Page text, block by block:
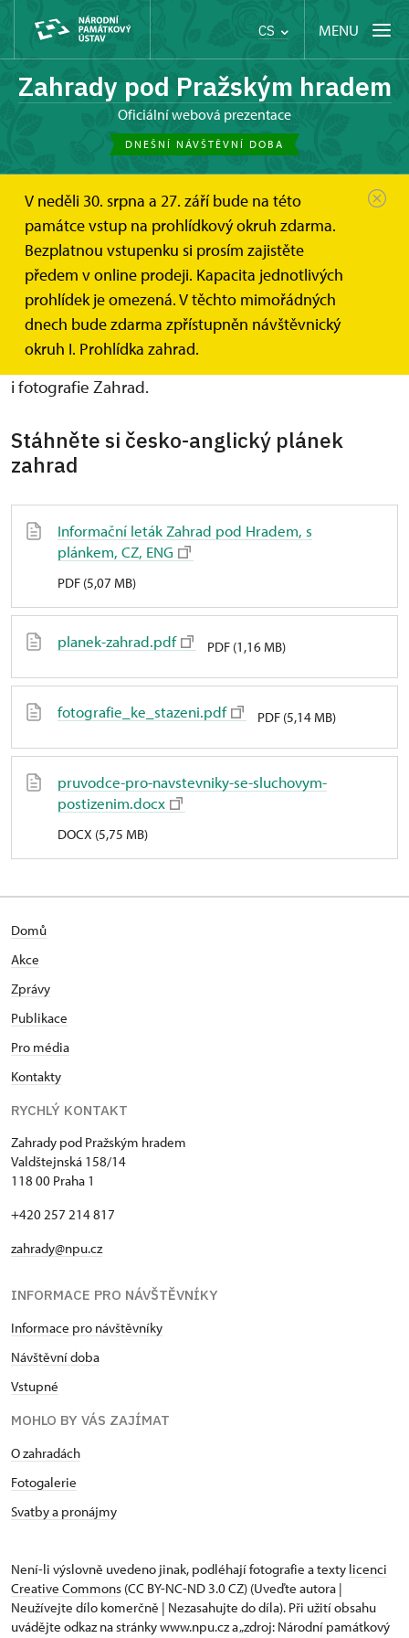
CS MENU
Zahrady pod Pražským hradem
oficiální webová prezentace
DNEŠNÍ NÁVŠTĚVNÍ DOBA
V neděli 30. srpna a 27. září bude na této
památce vstup na prohlídkový okruh zdarma.
Bezplatnou vstupenku si prosím zajistěte
předem v online prodeji. Kapacita jednotlivých
prohlídek je omezená. V těchto mimořádných
dnech bude zdarma zpřístupněn návštěvnický
okruh I. Prohlídka zahrad.
Zahrady pod Pražským hradem Ke stažení
Soubory ke stažení
V letáku jsou uvedeny základní informace
o Zahradách. Plánek slouží k základnímu poznání
rozložení Zahrad a jejich struktuře. V nabídce jsou
i fotografie Zahrad.
Stáhněte si česko-anglický plánek
zahrad
Informační leták Zahrad pod Hradem, s
plánkem, CZ, ENG
PDF (5,07 MB)
planek-zahrad.pdf PDF (1,16 MB)
fotografie_ke_stazeni.pdf PDF (5,14 MB)
pruvodce-pro-navstevniky-se-sluchovym-
postizenim.docx
DOCX (5,75 MB)
Domů
Akce
Zprávy
Publikace
Pro média
Kontakty
RYCHLÝ KONTAKT
Zahrady pod Pražským hradem
Valdštejnská 158/14
118 00 Praha 1
+420 257 214 817
zahrady@npu.cz
INFORMACE PRO NÁVŠTĚVNÍKY
Informace pro návštěvníky
Návštěvní doba
Vstupné
MOHLO BY VÁS ZAJÍMAT
O zahradách
Fotogalerie
Svatby a pronájmy
Není-li výslovně uvedeno jinak, podléhají fotografie a texty licenci
Creative Commons (CC BY-NC-ND 3.0 CZ) (Uveďte autora |
Neužívejte dílo komerčně | Nezasahujte do díla). Při užití obsahu
uvádějte odkaz na stránky www.npu.cz a „zdroj: Národní památkový